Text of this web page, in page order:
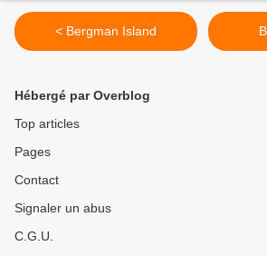
< Bergman Island
Hébergé par Overblog
Top articles
Pages
Contact
Signaler un abus
C.G.U.